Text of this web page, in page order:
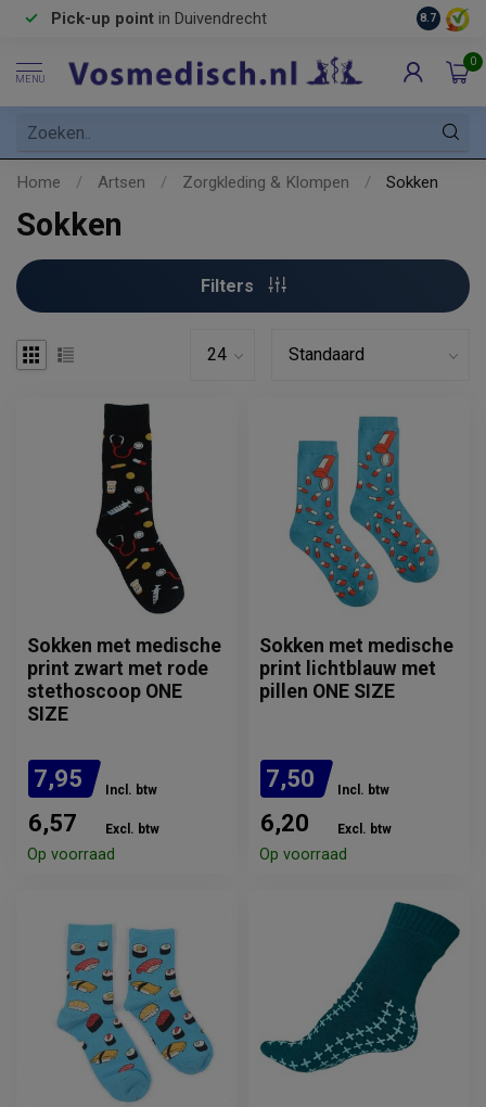
Pick-up point in Duivendrecht 8.7
MENU
0
Home / Artsen / Zorgkleding & Klompen / Sokken
Sokken
Filters
Sokken met medische
print zwart met rode
stethoscoop ONE
SIZE
7,95 Incl. btw
6,57 Excl. btw
Op voorraad
Sokken met medische
print lichtblauw met
pillen ONE SIZE
7,50 Incl. btw
6,20 Excl. btw
Op voorraad